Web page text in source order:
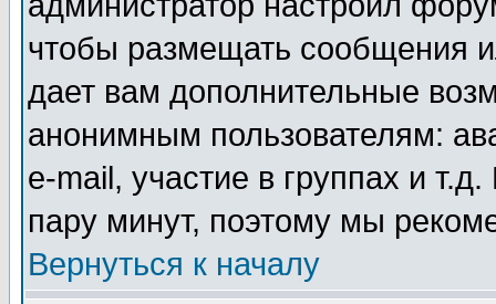
чтобы размещать сообщения
дает вам дополнительные
анонимным пользователям:
e-mail, участие в группах и
пару минут, поэтому мы
Вернуться к началу